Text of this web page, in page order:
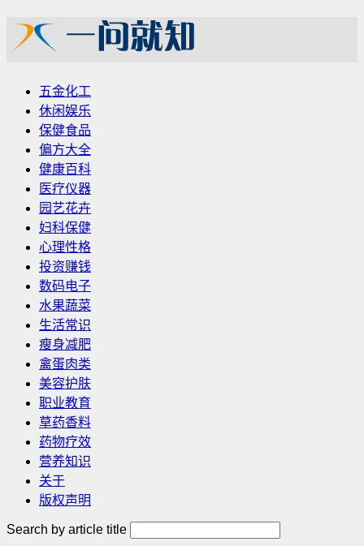
五金化工
休闲娱乐
保健食品
偏方大全
健康百科
医疗仪器
园艺花卉
妇科保健
心理性格
投资赚钱
数码电子
水果蔬菜
生活常识
瘦身减肥
禽蛋肉类
美容护肤
职业教育
草药香料
药物疗效
营养知识
关于
版权声明
Search by article title